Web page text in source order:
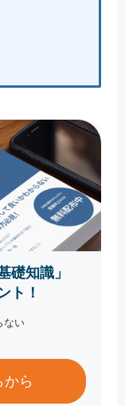
礎知識」
ト！
ない
から